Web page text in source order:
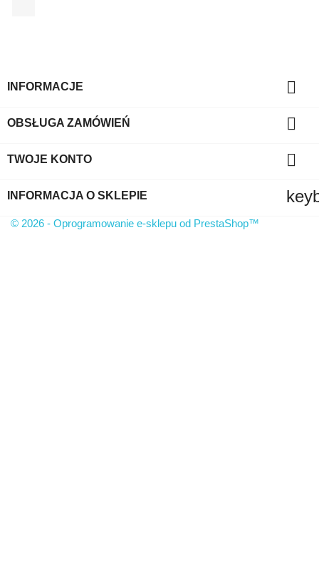
INFORMACJE 
OBSŁUGA ZAMÓWIEŃ 
TWOJE KONTO 
INFORMACJA O SKLEPIE
© 2026 - Oprogramowanie e-sklepu od PrestaShop™